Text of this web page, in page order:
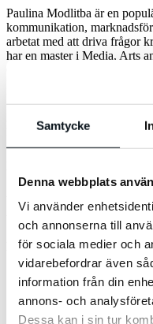
Samtycke
Denna webbplats
Vi använder
och annonserna till
för sociala medier och
vidarebefordrar även
information från din
annons- och
Dessa kan i sin tur
Paulina Modlitba är en
kommunikation,
arbetat med att driva frågor
har en master i Media, Arts
Cambridge och en
Några av hennes kunder är
Medverkande:
VD, Viva
Följ VD-podden:
Apple Podcasts
Spotify
Acast
Facebook Podcasts